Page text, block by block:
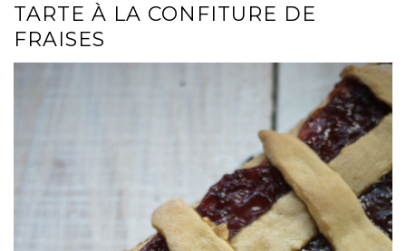
TARTE À LA CONFITURE DE
FRAISES